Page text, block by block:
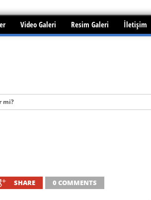
Video Galeri Resim Galeri İletişim
mi?
SHARE 0 COMMENTS